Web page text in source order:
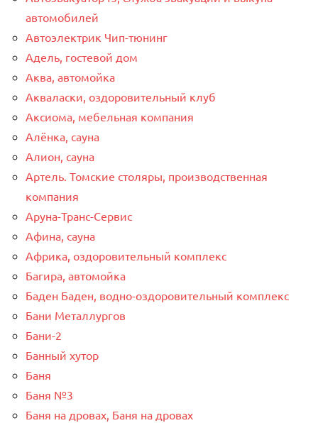
автомобилей
Автоэлектрик Чип-тюнинг
Адель, гостевой дом
Аква, автомойка
Акваласки, оздоровительный клуб
Аксиома, мебельная компания
Алёнка, сауна
Алион, сауна
Артель. Томские столяры, производственная
компания
Аруна-Транс-Сервис
Афина, сауна
Африка, оздоровительный комплекс
Багира, автомойка
Баден Баден, водно-оздоровительный комплекс
Бани Металлургов
Бани-2
Банный хутор
Баня
Баня №3
Баня на дровах, Баня на дровах